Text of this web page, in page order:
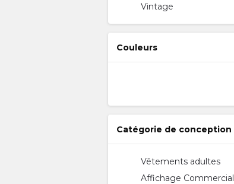
Vintage
Couleurs
Catégorie de conception
Vêtements adultes
Affichage Commercial